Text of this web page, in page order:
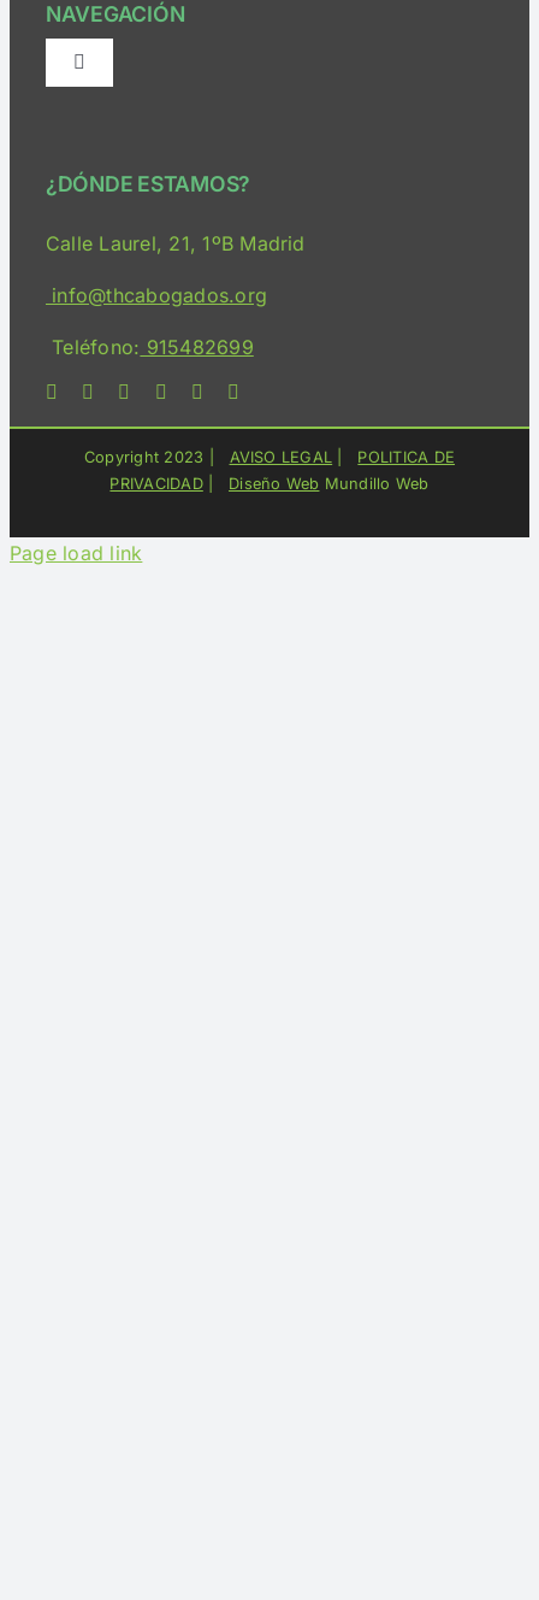
NAVEGACIÓN
Alternar
Servicios
Bloguimary
¿DÓNDE ESTAMOS?
Calle Laurel, 21, 1ºB Madrid
info@thcabogados.org
Teléfono: 915482699
Copyright 2023 | AVISO LEGAL
POLITICA DE
PRIVACIDAD| Diseño Web Mundillo Web
Page load link